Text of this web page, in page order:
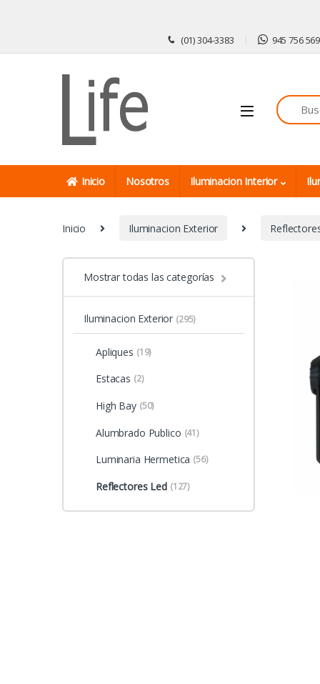
(01) 304-3383 945 756 569
Inicio Nosotros Iluminacion Interior
Inicio Iluminacion Exterior
Mostrar todas las categorías
Iluminacion Exterior (295)
Apliques (19)
Estacas (2)
High Bay (50)
Alumbrado Publico (41)
Luminaria Hermetica (56)
Reflectores Led (127)